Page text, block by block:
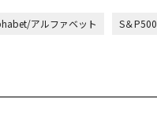
アルファベット
S＆P500